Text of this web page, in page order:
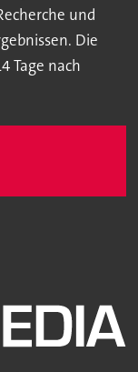
und
Die
Tage nach